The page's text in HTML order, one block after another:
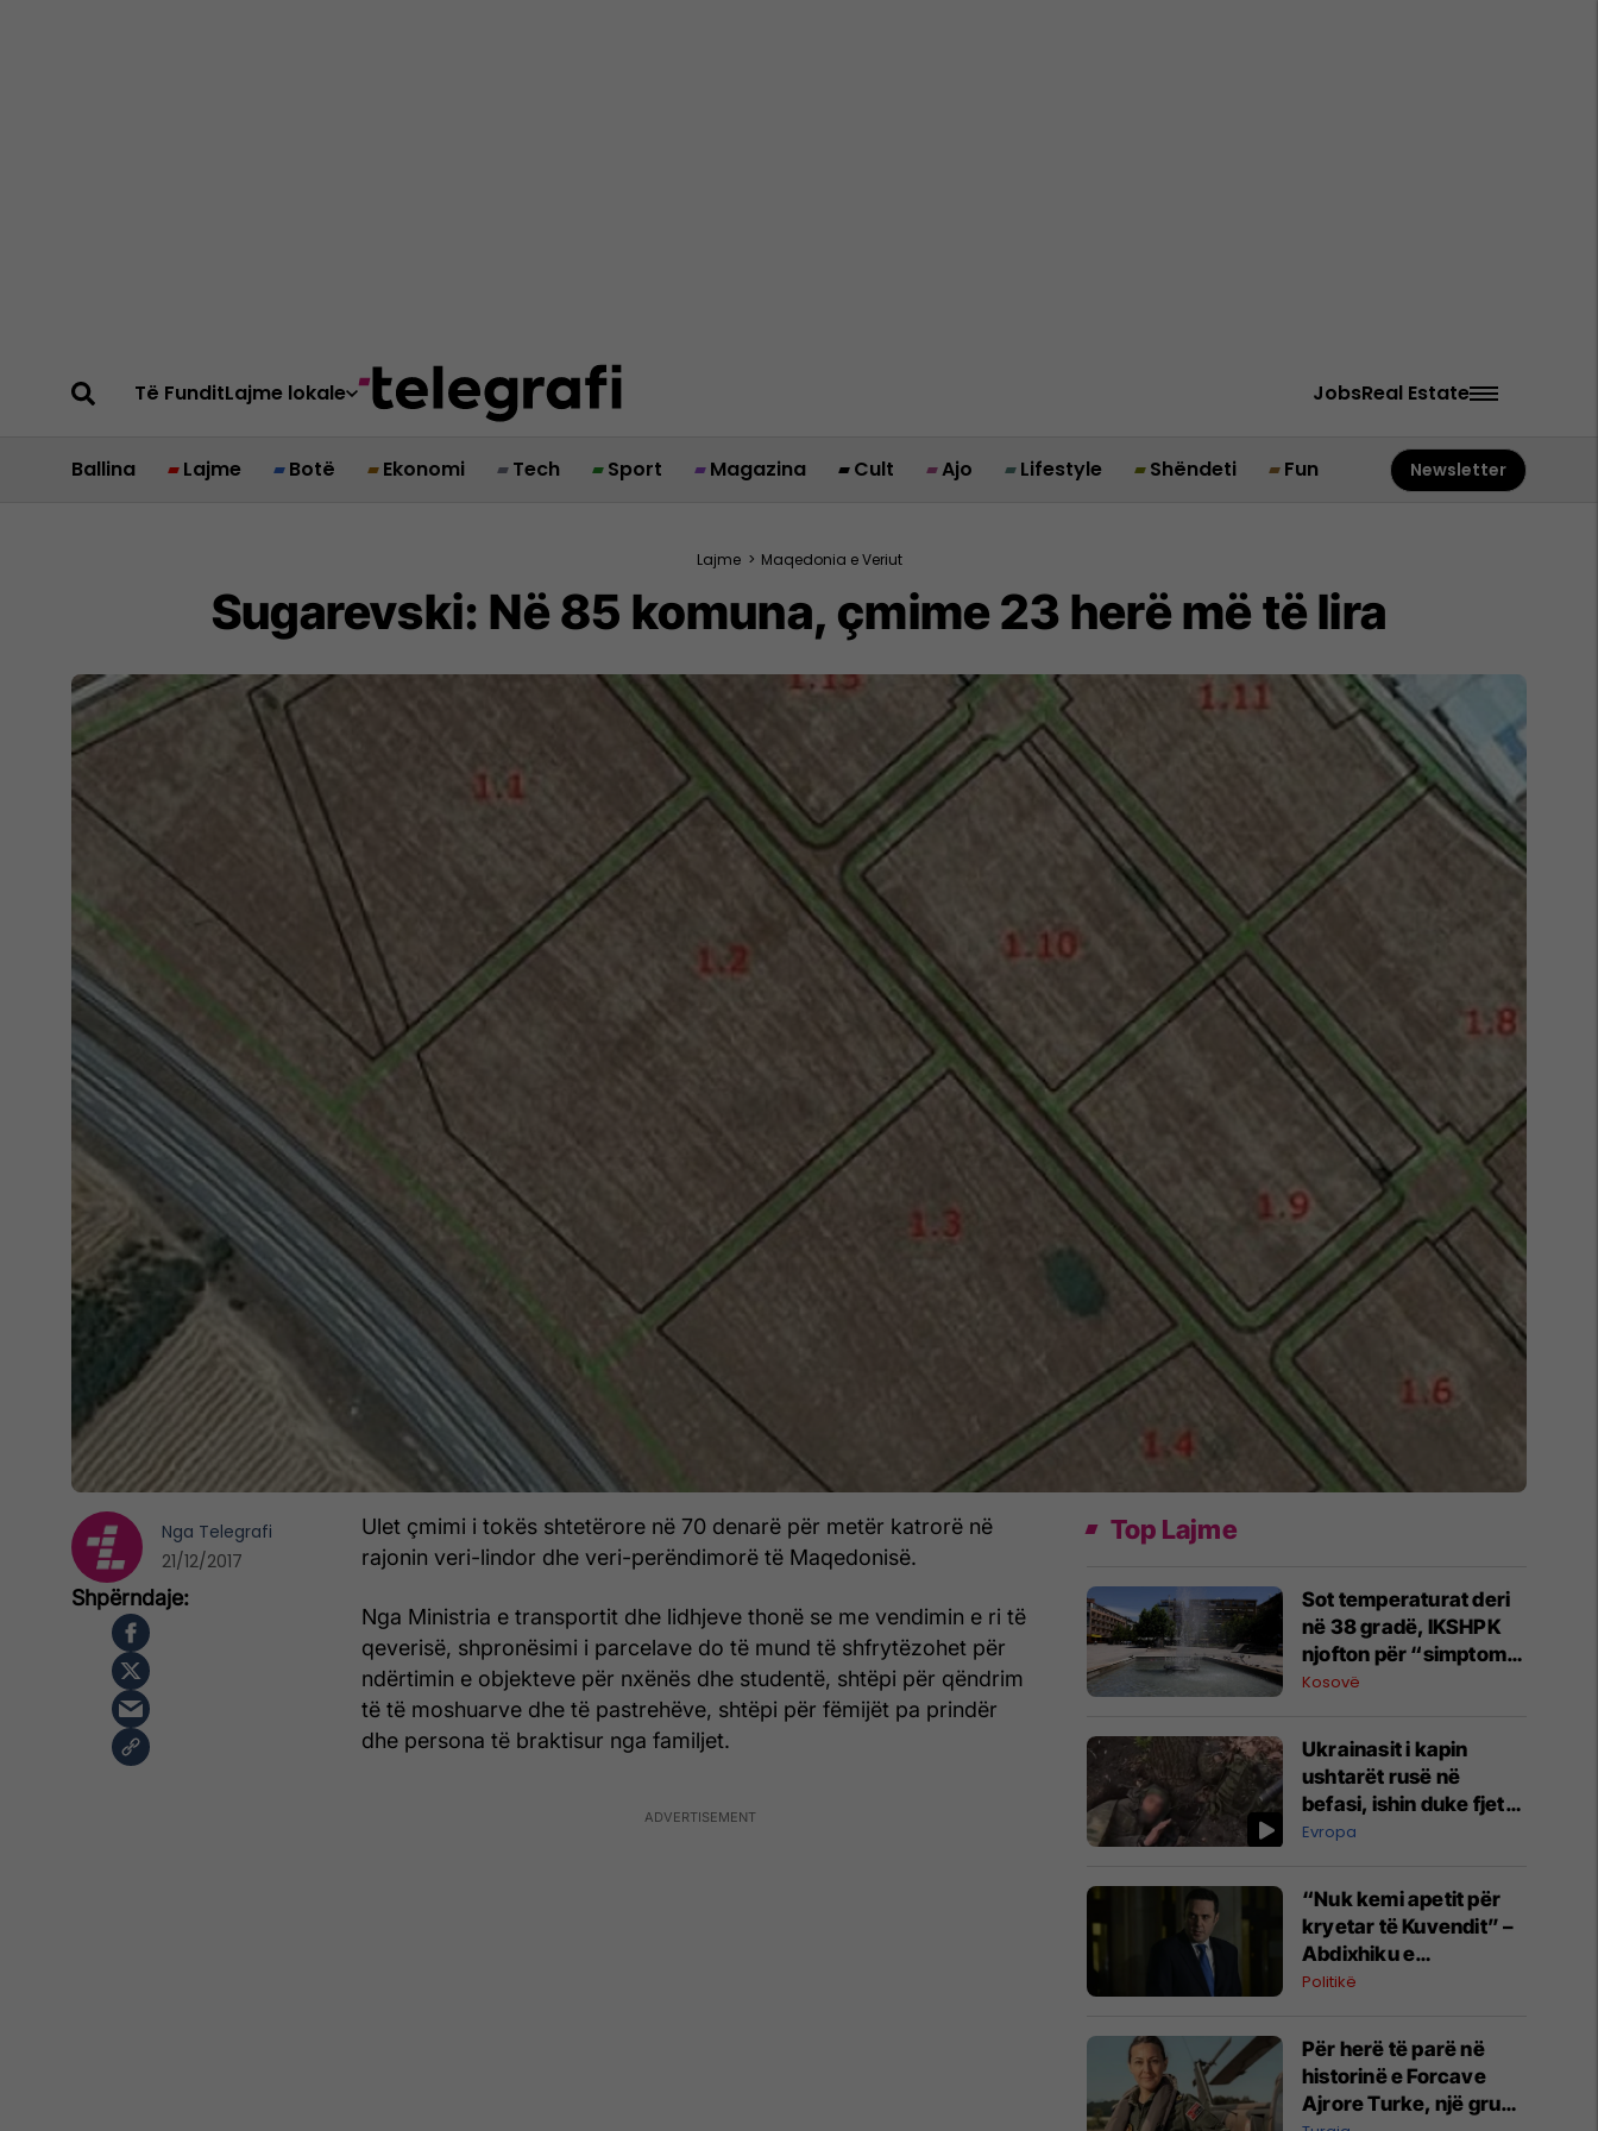
Të FunditLajme lokale JobsReal Estate
Ballina Lajme Botë Ekonomi Tech Sport Magazina Cult Ajo Lifestyle Shëndeti Fun Newsletter
Lajme > Maqedonia e Veriut
Sugarevski: Në 85 komuna, çmime 23 herë më të lira
Ulet çmimi i tokës shtetërore në 70 denarë për metër katrorë në
rajonin veri-lindor dhe veri-perëndimorë të Maqedonisë.
Nga Ministria e transportit dhe lidhjeve thonë se me vendimin e ri të
qeverisë, shpronësimi i parcelave do të mund të shfrytëzohet për
ndërtimin e objekteve për nxënës dhe studentë, shtëpi për qëndrim
të të moshuarve dhe të pastrehëve, shtëpi për fëmijët pa prindër
dhe persona të braktisur nga familjet.
Nga Telegrafi
21/12/2017
Top Lajme
Sot temperaturat deri
në 38 gradë, IKSHPK
njofton për “simptomat
e nxehtësisë”
Kosovë
Ukrainasit i kapin
ushtarët rusë në
befasi, ishin duke fjetur
në strehimoret e
Evropa
“Nuk kemi apetit për
kryetar të Kuvendit” –
Abdixhiku e
konsideron si figurë
Politikë
Për herë të parë në
historinë e Forcave
Ajrore Turke, një grua